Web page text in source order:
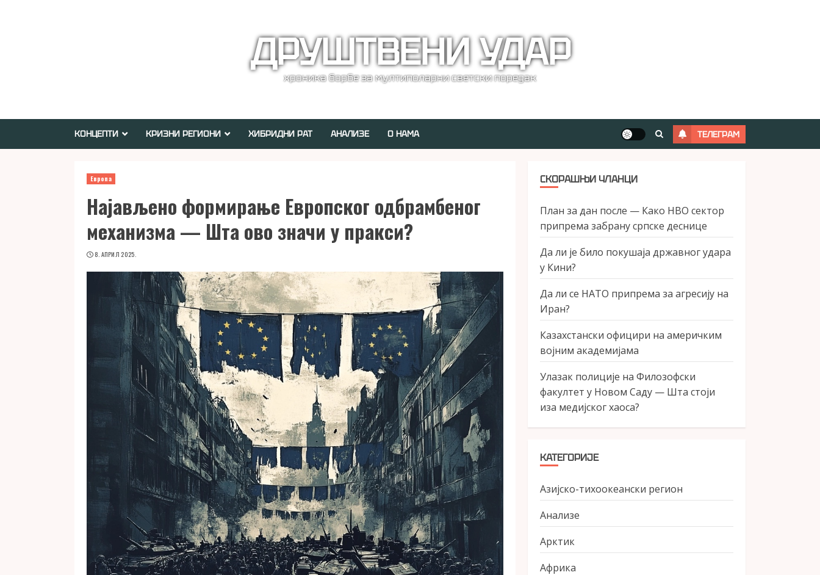
ДРУШТВЕНИ УДАР
хроника борбе за мултиполарни светски поредак
КОНЦЕПТИ КРИЗНИ РЕГИОНИ ХИБРИДНИ РАТ АНАЛИЗЕ О НАМА ТЕЛЕГРАМ
Европа
Најављено формирање Европског одбрамбеног
механизма — Шта ово значи у пракси?
8. АПРИЛ 2025.
СКОРАШЊИ ЧЛАНЦИ
План за дан после — Како НВО сектор
припрема забрану српске деснице
Да ли је било покушаја државног удара
у Кини?
Да ли се НАТО припрема за агресију на
Иран?
Казахстански официри на америчким
војним академијама
Улазак полиције на Филозофски
факултет у Новом Саду — Шта стоји
иза медијског хаоса?
КАТЕГОРИЈЕ
Азијско-тихоокеански регион
Анализе
Арктик
Африка